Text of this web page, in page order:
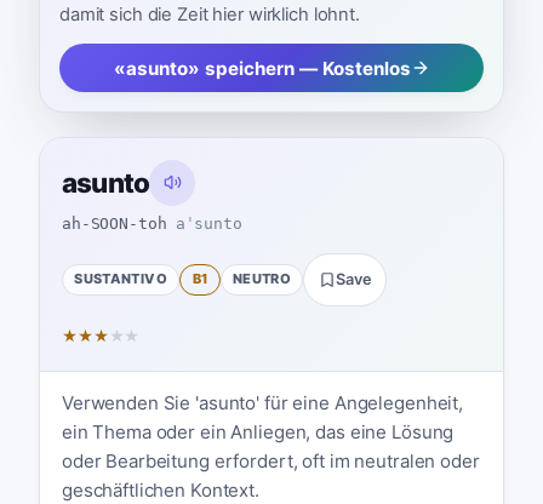
damit sich die Zeit hier wirklich lohnt.
«asunto» speichern — Kostenlos
asunto
ah-SOON-toh aˈsunto
SUSTANTIVO B1 NEUTRO Save
★★★ ★ ★
Verwenden Sie 'asunto' für eine Angelegenheit,
ein Thema oder ein Anliegen, das eine Lösung
oder Bearbeitung erfordert, oft im neutralen oder
geschäftlichen Kontext.